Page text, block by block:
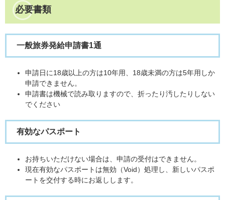
必要書類
一般旅券発給申請書1通​
申請日に18歳以上の方は10年用、18歳未満の方は5年用しか
申請できません。
申請書は機械で読み取りますので、折ったり汚したりしない
でください
有効なパスポート
お持ちいただけない場合は、申請の受付はできません。
現在有効なパスポートは無効（Void）処理し、新しいパスポ
ートを交付する時にお返しします。